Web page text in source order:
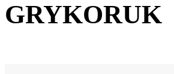
GRYKORUK